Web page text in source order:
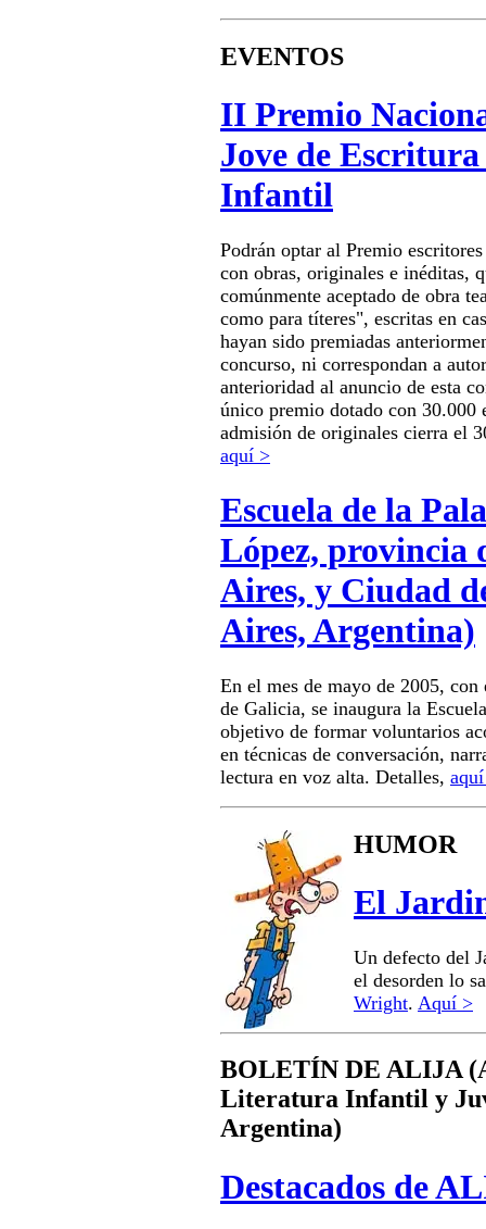
EVENTOS
II Premio
Jove de
Infantil
Podrán optar al Premio
con obras, originales e inéditas,
comúnmente aceptado de obra
como para títeres", escritas en
hayan sido premiadas
concurso, ni correspondan a
anterioridad al anuncio de esta
único premio dotado con 30.000
admisión de originales cierra el
aquí >
Escuela de la
López, provincia
Aires, y Ciudad
Aires, Argentina)
En el mes de mayo de 2005,
de Galicia, se inaugura la
objetivo de formar voluntarios
en técnicas de conversación,
lectura en voz alta. Detalles,
HUMOR
El
Un defecto del
el desorden lo
Wright. Aquí >
BOLETÍN DE ALIJA
Literatura Infantil y
Argentina)
Destacados de